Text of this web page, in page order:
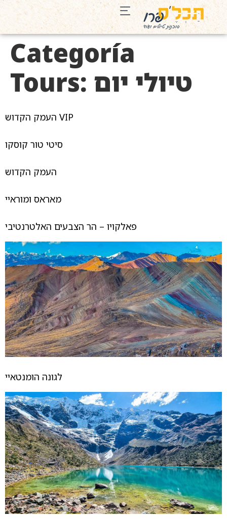
Categoría
Tours: טיולי יום
העמק הקדוש VIP
סיטי טור קוסקו
העמק הקדוש
מאראס ומוראיי
פאלקויו – הר הצבעים האלטרנטיבי
לגונה הומנטאיי